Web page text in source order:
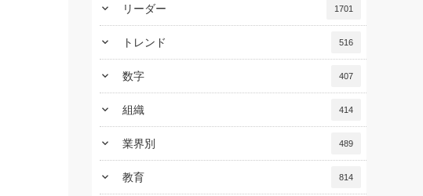
keyboard_arrow_down リーダー 1701
keyboard_arrow_down トレンド 516
keyboard_arrow_down 数字 407
keyboard_arrow_down 組織 414
keyboard_arrow_down 業界別 489
keyboard_arrow_down 教育 814